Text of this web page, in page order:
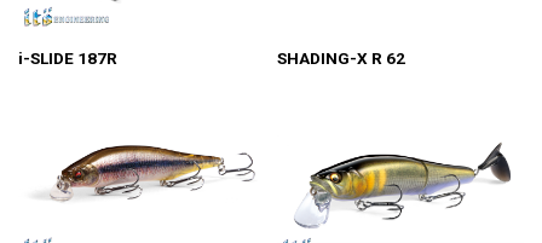
i-SLIDE 187R SHADING-X R 62